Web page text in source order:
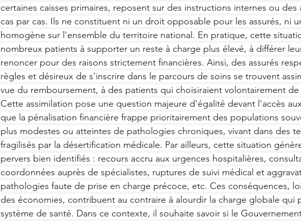
certaines caisses primaires, reposent sur des instructions internes ou des
cas par cas. Ils ne constituent ni un droit opposable pour les assurés, ni
homogène sur l'ensemble du territoire national. En pratique, cette
nombreux patients à supporter un reste à charge plus élevé, à différer
renoncer pour des raisons strictement financières. Ainsi, des assurés
règles et désireux de s'inscrire dans le parcours de soins se trouvent
vue du remboursement, à des patients qui choisiraient volontairement de
Cette assimilation pose une question majeure d'égalité devant l'accès
que la pénalisation financière frappe prioritairement des populations
plus modestes ou atteintes de pathologies chroniques, vivant dans des
fragilisés par la désertification médicale. Par ailleurs, cette situation
pervers bien identifiés : recours accru aux urgences hospitalières,
coordonnées auprès de spécialistes, ruptures de suivi médical et
pathologies faute de prise en charge précoce, etc. Ces conséquences,
des économies, contribuent au contraire à alourdir la charge globale qui
système de santé. Dans ce contexte, il souhaite savoir si le